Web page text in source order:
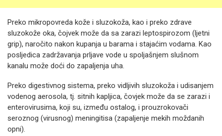
Preko mikropovreda kože i sluzokoža, kao i preko zdrave
sluzokože oka, čojvek može da sa zarazi leptospirozom (ljetni
grip), naročito nakon kupanja u barama i stajaćim vodama. Kao
posljedica zadržavanja prljave vode u spoljašnjem slušnom
kanalu može doći do zapaljenja uha.
Preko digestivnog sistema, preko vidljivih sluzokoža i udisanjem
vodenog aerosola, tj. sitnih kapljica, čovjek može da se zarazi i
enterovirusima, koji su, između ostalog, i prouzrokovači
seroznog (virusnog) meningitisa (zapaljenje mekih moždanih
opni).